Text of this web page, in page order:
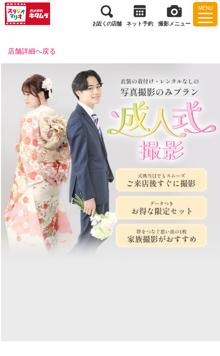
MENU
お近くの店舗 ネット予約 撮影メニュー
店舗詳細へ戻る